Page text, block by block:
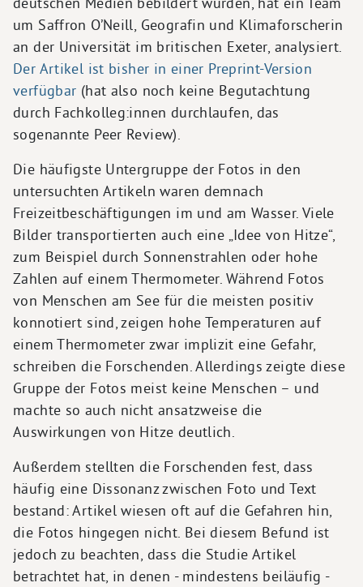
um Saffron O’Neill, Geografin und Klimaforscherin
an der Universität im britischen Exeter, analysiert.
Der Artikel ist bisher in einer Preprint-Version
verfügbar (hat also noch keine Begutachtung
durch Fachkolleg:innen durchlaufen, das
sogenannte Peer Review).
Die häufigste Untergruppe der Fotos in den
untersuchten Artikeln waren demnach
Freizeitbeschäftigungen im und am Wasser. Viele
Bilder transportierten auch eine „Idee von Hitze“,
zum Beispiel durch Sonnenstrahlen oder hohe
Zahlen auf einem Thermometer. Während Fotos
von Menschen am See für die meisten positiv
konnotiert sind, zeigen hohe Temperaturen auf
einem Thermometer zwar implizit eine Gefahr,
schreiben die Forschenden. Allerdings zeigte diese
Gruppe der Fotos meist keine Menschen – und
machte so auch nicht ansatzweise die
Auswirkungen von Hitze deutlich.
Außerdem stellten die Forschenden fest, dass
häufig eine Dissonanz zwischen Foto und Text
bestand: Artikel wiesen oft auf die Gefahren hin,
die Fotos hingegen nicht. Bei diesem Befund ist
jedoch zu beachten, dass die Studie Artikel
betrachtet hat, in denen - mindestens beiläufig -